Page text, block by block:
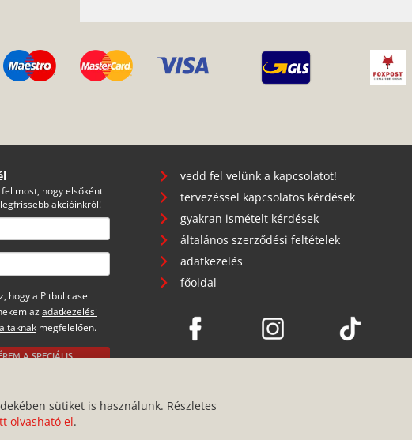
most, hogy elsőként
akcióinkról!
hogy a Pitbullcase
azadatkezelési
megfelelően.
A SPECIÁLIS
vedd fel velünk a kapcsolatot!
tervezéssel kapcsolatos kérdések
gyakran ismételt kérdések
általános szerződési feltételek
adatkezelés
főoldal
sütiket is használunk. Részletes
olvasható el.